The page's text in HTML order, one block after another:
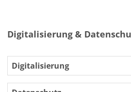
Digitalisierung &
Digitalisierung